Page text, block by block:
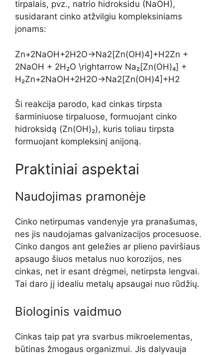
tirpalais, pvz., natrio hidroksidu (NaOH),
susidarant cinko atžvilgiu kompleksiniams
jonams:
Zn+2NaOH+2H2O→Na2[Zn(OH)4]+H2Zn +
2NaOH + 2H₂O \rightarrow Na₂[Zn(OH)₄] +
H₂Zn+2NaOH+2H2O→Na2[Zn(OH)4] +H2
Ši reakcija parodo, kad cinkas tirpsta
šarminiuose tirpaluose, formuojant cinko
hidroksidą (Zn(OH)₂), kuris toliau tirpsta
formuojant kompleksinį anijoną.
Praktiniai aspektai
Naudojimas pramonėje
Cinko netirpumas vandenyje yra pranašumas,
nes jis naudojamas galvanizacijos procesuose.
Cinko dangos ant geležies ar plieno paviršiaus
apsaugo šiuos metalus nuo korozijos, nes
cinkas, net ir esant drėgmei, netirpsta lengvai.
Tai daro jį idealiu metalų apsaugai nuo rūdžių.
Biologinis vaidmuo
Cinkas taip pat yra svarbus mikroelementas,
būtinas žmogaus organizmui. Jis dalyvauja